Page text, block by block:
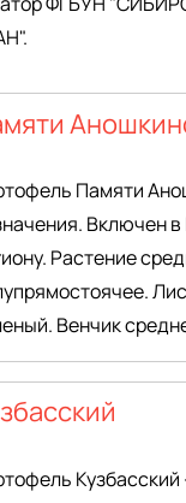
Памяти
Включен
Растение
Венчик